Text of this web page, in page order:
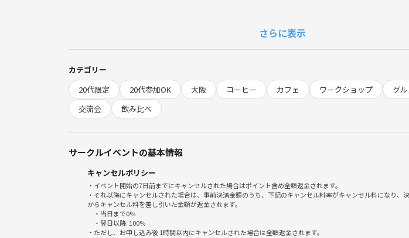
自宅でドリップを楽しむために必要な器具の選び方や使い方
また、人気店のコーヒー豆を3種類用意し飲み比べゲームもしますので、楽しい雰囲気です
■ 開催内容
☑︎手挽きコーヒーミルで豆を挽いてみよう
☑︎器具の選び方や使い方・ドリップコーヒーの淹れ方
■ こんな方におすすめ
さらに表示
カテゴリー
20代限定
20代参加OK 大阪 コーヒー カフェ ワークショップ グ
交流会
飲み比べ
サークルイベントの基本情報
キャンセルポリシー
・イベント開始の7日前までにキャンセルされた場合はポイント含め全額返金されます。
・それ以降にキャンセルされた場合は、事前決済金額のうち、下記のキャンセル料率がキャンセル料になり、
からキャンセル料を差し引いた金額が返金されます。
・当日まで0%
・翌日以降: 100%
・ただし、お申し込み後 1時間以内にキャンセルされた場合は全額返金されます。